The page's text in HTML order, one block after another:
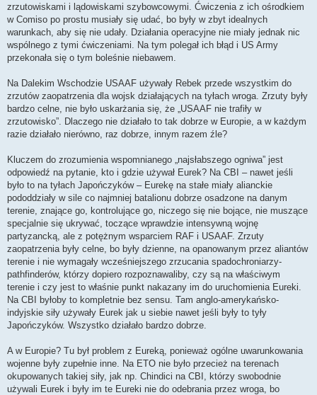
zrzutowiskami i lądowiskami szybowcowymi. Ćwiczenia z ich ośrodkiem
w Comiso po prostu musiały się udać, bo były w zbyt idealnych
warunkach, aby się nie udały. Działania operacyjne nie miały jednak nic
wspólnego z tymi ćwiczeniami. Na tym polegał ich błąd i US Army
przekonała się o tym boleśnie niebawem.
Na Dalekim Wschodzie USAAF używały Rebek przede wszystkim do
zrzutów zaopatrzenia dla wojsk działających na tyłach wroga. Zrzuty były
bardzo celne, nie było uskarżania się, że „USAAF nie trafiły w
zrzutowisko”. Dlaczego nie działało to tak dobrze w Europie, a w każdym
razie działało nierówno, raz dobrze, innym razem źle?
Kluczem do zrozumienia wspomnianego „najsłabszego ogniwa” jest
odpowiedź na pytanie, kto i gdzie używał Eurek? Na CBI – nawet jeśli
było to na tyłach Japończyków – Eurekę na stałe miały alianckie
pododdziały w sile co najmniej batalionu dobrze osadzone na danym
terenie, znające go, kontrolujące go, niczego się nie bojące, nie muszące
specjalnie się ukrywać, toczące wprawdzie intensywną wojnę
partyzancką, ale z potężnym wsparciem RAF i USAAF. Zrzuty
zaopatrzenia były celne, bo były dzienne, na opanowanym przez aliantów
terenie i nie wymagały wcześniejszego zrzucania spadochroniarzy-
pathfinderów, którzy dopiero rozpoznawaliby, czy są na właściwym
terenie i czy jest to właśnie punkt nakazany im do uruchomienia Eureki.
Na CBI byłoby to kompletnie bez sensu. Tam anglo-amerykańsko-
indyjskie siły używały Eurek jak u siebie nawet jeśli były to tyły
Japończyków. Wszystko działało bardzo dobrze.
A w Europie? Tu był problem z Eureką, ponieważ ogólne uwarunkowania
wojenne były zupełnie inne. Na ETO nie było przecież na terenach
okupowanych takiej siły, jak np. Chindici na CBI, którzy swobodnie
używali Eurek i były im te Eureki nie do odebrania przez wroga, bo